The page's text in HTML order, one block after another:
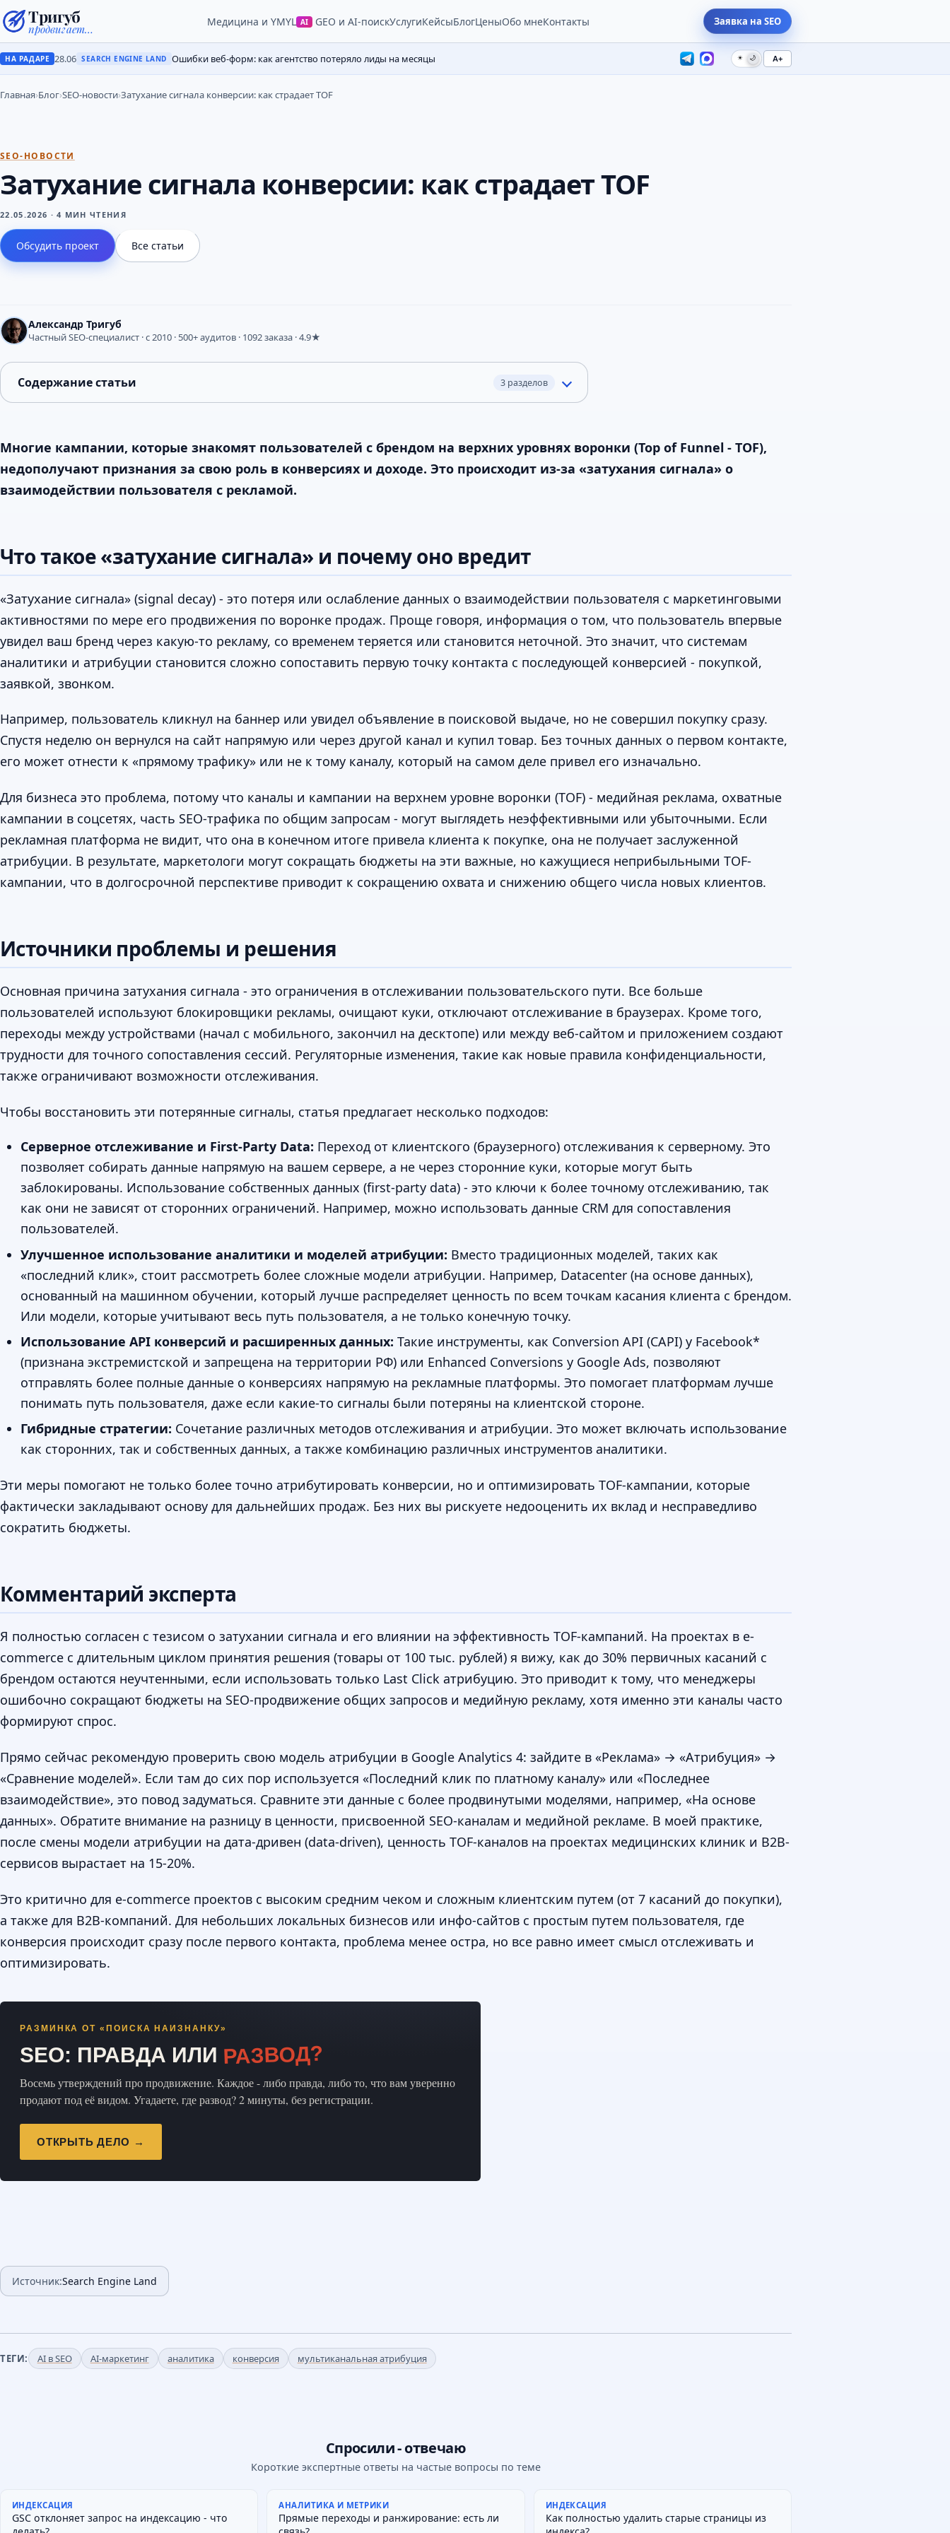
Тригуб
продвигает…
Медицина и YMYL AI GEO и AI-поискУслугиКейсыБлогЦеныОбо мнеКонтакты Заявка на SEO
НА РАДАРЕ 28.06 SEARCH ENGINE LAND Ошибки веб-форм: как агентство потеряло лиды на месяцы ☀ 🌙 A+
Главная›Блог›SEO-новости›Затухание сигнала конверсии: как страдает TOF
SEO-НОВОСТИ
Затухание сигнала конверсии: как страдает TOF
22.05.2026 · 4 МИН ЧТЕНИЯ
Обсудить проект Все статьи
Александр Тригуб
Частный SEO-специалист · с 2010 · 500+ аудитов · 1092 заказа · 4.9★
Содержание статьи 3 разделов
Многие кампании, которые знакомят пользователей с брендом на верхних уровнях воронки (Top of Funnel - TOF),
недополучают признания за свою роль в конверсиях и доходе. Это происходит из-за «затухания сигнала» о
взаимодействии пользователя с рекламой.
Что такое «затухание сигнала» и почему оно вредит
«Затухание сигнала» (signal decay) - это потеря или ослабление данных о взаимодействии пользователя с маркетинговыми
активностями по мере его продвижения по воронке продаж. Проще говоря, информация о том, что пользователь впервые
увидел ваш бренд через какую-то рекламу, со временем теряется или становится неточной. Это значит, что системам
аналитики и атрибуции становится сложно сопоставить первую точку контакта с последующей конверсией - покупкой,
заявкой, звонком.
Например, пользователь кликнул на баннер или увидел объявление в поисковой выдаче, но не совершил покупку сразу.
Спустя неделю он вернулся на сайт напрямую или через другой канал и купил товар. Без точных данных о первом контакте,
его может отнести к «прямому трафику» или не к тому каналу, который на самом деле привел его изначально.
Для бизнеса это проблема, потому что каналы и кампании на верхнем уровне воронки (TOF) - медийная реклама, охватные
кампании в соцсетях, часть SEO-трафика по общим запросам - могут выглядеть неэффективными или убыточными. Если
рекламная платформа не видит, что она в конечном итоге привела клиента к покупке, она не получает заслуженной
атрибуции. В результате, маркетологи могут сокращать бюджеты на эти важные, но кажущиеся неприбыльными TOF-
кампании, что в долгосрочной перспективе приводит к сокращению охвата и снижению общего числа новых клиентов.
Источники проблемы и решения
Основная причина затухания сигнала - это ограничения в отслеживании пользовательского пути. Все больше
пользователей используют блокировщики рекламы, очищают куки, отключают отслеживание в браузерах. Кроме того,
переходы между устройствами (начал с мобильного, закончил на десктопе) или между веб-сайтом и приложением создают
трудности для точного сопоставления сессий. Регуляторные изменения, такие как новые правила конфиденциальности,
также ограничивают возможности отслеживания.
Чтобы восстановить эти потерянные сигналы, статья предлагает несколько подходов:
Серверное отслеживание и First-Party Data: Переход от клиентского (браузерного) отслеживания к серверному. Это
позволяет собирать данные напрямую на вашем сервере, а не через сторонние куки, которые могут быть
заблокированы. Использование собственных данных (first-party data) - это ключи к более точному отслеживанию, так
как они не зависят от сторонних ограничений. Например, можно использовать данные CRM для сопоставления
пользователей.
Улучшенное использование аналитики и моделей атрибуции: Вместо традиционных моделей, таких как
«последний клик», стоит рассмотреть более сложные модели атрибуции. Например, Datacenter (на основе данных),
основанный на машинном обучении, который лучше распределяет ценность по всем точкам касания клиента с брендом.
Или модели, которые учитывают весь путь пользователя, а не только конечную точку.
Использование API конверсий и расширенных данных: Такие инструменты, как Conversion API (CAPI) у Facebook*
(признана экстремистской и запрещена на территории РФ) или Enhanced Conversions у Google Ads, позволяют
отправлять более полные данные о конверсиях напрямую на рекламные платформы. Это помогает платформам лучше
понимать путь пользователя, даже если какие-то сигналы были потеряны на клиентской стороне.
Гибридные стратегии: Сочетание различных методов отслеживания и атрибуции. Это может включать использование
как сторонних, так и собственных данных, а также комбинацию различных инструментов аналитики.
Эти меры помогают не только более точно атрибутировать конверсии, но и оптимизировать TOF-кампании, которые
фактически закладывают основу для дальнейших продаж. Без них вы рискуете недооценить их вклад и несправедливо
сократить бюджеты.
Комментарий эксперта
Я полностью согласен с тезисом о затухании сигнала и его влиянии на эффективность TOF-кампаний. На проектах в e-
commerce с длительным циклом принятия решения (товары от 100 тыс. рублей) я вижу, как до 30% первичных касаний с
брендом остаются неучтенными, если использовать только Last Click атрибуцию. Это приводит к тому, что менеджеры
ошибочно сокращают бюджеты на SEO-продвижение общих запросов и медийную рекламу, хотя именно эти каналы часто
формируют спрос.
Прямо сейчас рекомендую проверить свою модель атрибуции в Google Analytics 4: зайдите в «Реклама» → «Атрибуция» →
«Сравнение моделей». Если там до сих пор используется «Последний клик по платному каналу» или «Последнее
взаимодействие», это повод задуматься. Сравните эти данные с более продвинутыми моделями, например, «На основе
данных». Обратите внимание на разницу в ценности, присвоенной SEO-каналам и медийной рекламе. В моей практике,
после смены модели атрибуции на дата-дривен (data-driven), ценность TOF-каналов на проектах медицинских клиник и B2B-
сервисов вырастает на 15-20%.
Это критично для e-commerce проектов с высоким средним чеком и сложным клиентским путем (от 7 касаний до покупки),
а также для B2B-компаний. Для небольших локальных бизнесов или инфо-сайтов с простым путем пользователя, где
конверсия происходит сразу после первого контакта, проблема менее остра, но все равно имеет смысл отслеживать и
оптимизировать.
РАЗМИНКА ОТ «ПОИСКА НАИЗНАНКУ»
SEO: ПРАВДА ИЛИ РАЗВОД?
Восемь утверждений про продвижение. Каждое - либо правда, либо то, что вам уверенно
продают под её видом. Угадаете, где развод? 2 минуты, без регистрации.
ОТКРЫТЬ ДЕЛО →
Источник:Search Engine Land
ТЕГИ: AI в SEO AI-маркетинг аналитика конверсия мультиканальная атрибуция
Спросили - отвечаю
Короткие экспертные ответы на частые вопросы по теме
ИНДЕКСАЦИЯ
GSC отклоняет запрос на индексацию - что
АНАЛИТИКА И МЕТРИКИ
Прямые переходы и ранжирование: есть ли
ИНДЕКСАЦИЯ
Как полностью удалить старые страницы из